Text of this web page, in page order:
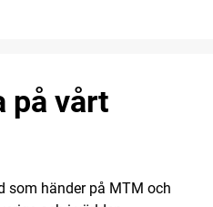
på vårt
som händer på MTM och